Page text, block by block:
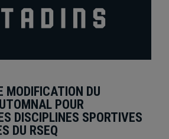
MODIFICATION DU
POUR
DISCIPLINES SPORTIVES
DU RSEQ